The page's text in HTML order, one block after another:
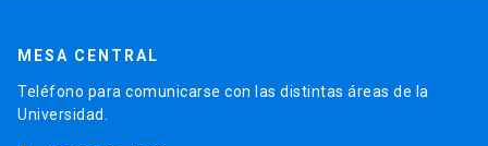
MESA CENTRAL
Teléfono para comunicarse con las distintas áreas de la
Universidad.